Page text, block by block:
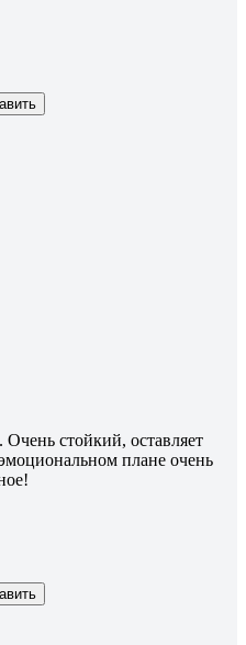
Очень стойкий, оставляет
плане очень